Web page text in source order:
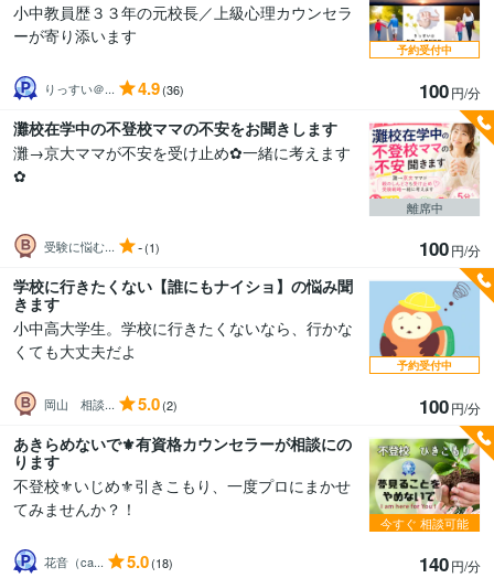
小中教員歴３３年の元校長／上級心理カウンセラ
ーが寄り添います
りっすい＠... 4.9(36) 100円/分
予約受付中
灘校在学中の不登校ママの不安をお聞きします
灘→京大ママが不安を受け止め✿一緒に考えます
✿
受験に悩む... -(1) 100円/分
離席中
学校に行きたくない【誰にもナイショ】の悩み聞
きます
小中高大学生。学校に行きたくないなら、行かな
くても大丈夫だよ
岡山 相談... 5.0(2) 100円/分
予約受付中
あきらめないで⚜有資格カウンセラーが相談にの
ります
不登校⚜いじめ⚜引きこもり、一度プロにまかせ
てみませんか？！
花音（ca... 5.0(18) 140円/分
今すぐ 相談可能